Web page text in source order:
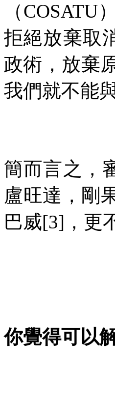
（COSATU
拒絕放棄取
政術，放棄
我們就不能
簡而言之，
盧旺達，剛
巴威[3] ，更
你覺得可以